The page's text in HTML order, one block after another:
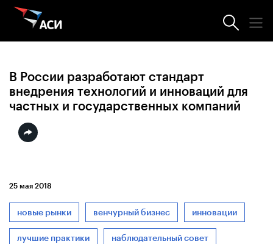
Новости АСИ
В России разработают стандарт
внедрения технологий и инноваций для
частных и государственных компаний
25 мая 2018
новые рынки венчурный бизнес инновации
лучшие практики наблюдательный совет